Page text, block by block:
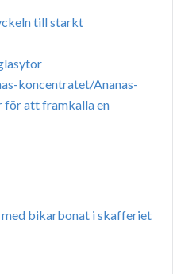
till starkt
koncentratet/Ananas-
för att framkalla en
med bikarbonat i skafferiet